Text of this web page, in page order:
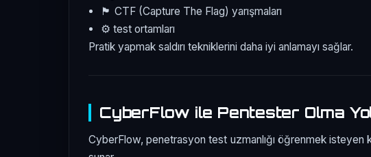
🏴 CTF (Capture The Flag) yarışmaları
⚙️ test ortamları
Pratik yapmak saldırı tekniklerini daha iyi anlamayı sağlar.
CyberFlow ile Pentester Olma
CyberFlow, penetrasyon test uzmanlığı öğrenmek isteyen